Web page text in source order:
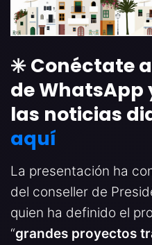
✳️ Conéctate
de WhatsApp
las noticias
aquí
La presentación ha
del conseller de
quien ha definido el
“grandes proyectos